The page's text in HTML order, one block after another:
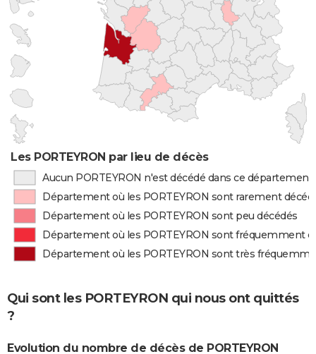
Les PORTEYRON par lieu de décès
Aucun PORTEYRON n'est décédé dans ce département
Département où les PORTEYRON sont rarement
Département où les PORTEYRON sont peu décédés
Département où les PORTEYRON sont fréquemment
Département où les PORTEYRON sont très
Qui sont les PORTEYRON qui nous ont quittés
?
Evolution du nombre de décès de PORTEYRON